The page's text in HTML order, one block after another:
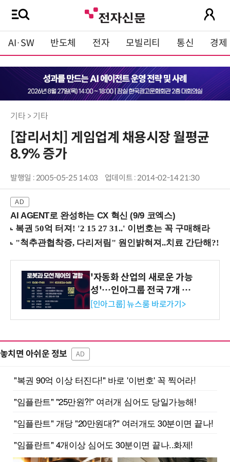
AI·SW 반도체 전자 모빌리티 통신 경제
기타 > 기타
[잡리서치] 게임업계 채용시장 월평균
8.9% 증가
발행일 : 2005-05-25 14:03 업데이트 : 2014-02-14 21:30
AI AGENT로 완성하는 CX 혁신 (9/9 코엑스)
'자동화 산업의 새로운 가능
성'…인아그룹 전국 7개 도
시 세미나 페어 개최
[인아그룹] 뉴스룸 바로가기>
놓치면 아쉬운 정보 AD